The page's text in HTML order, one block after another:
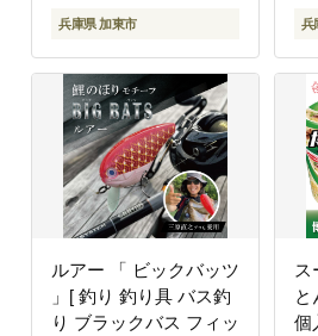
兵庫県 加東市 兵
ルアー 「 ビックバッツ
」[ 釣り 釣り具 バス釣
り ブラックバス フィッ
個